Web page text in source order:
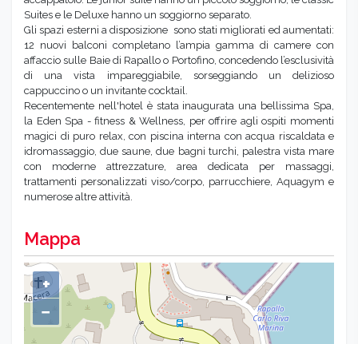
Suites e le Deluxe hanno un soggiorno separato.
Gli spazi esterni a disposizione sono stati migliorati ed aumentati:
12 nuovi balconi completano l’ampia gamma di camere con
affaccio sulle Baie di Rapallo o Portofino, concedendo l’esclusività
di una vista impareggiabile, sorseggiando un delizioso
cappuccino o un invitante cocktail.
Recentemente nell'hotel è stata inaugurata una bellissima Spa,
la Eden Spa - fitness & Wellness, per offrire agli ospiti momenti
magici di puro relax, con piscina interna con acqua riscaldata e
idromassaggio, due saune, due bagni turchi, palestra vista mare
con moderne attrezzature, area dedicata per massaggi,
trattamenti personalizzati viso/corpo, parrucchiere, Aquagym e
numerose altre attività.
Mappa
+
−